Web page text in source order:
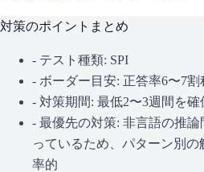
対策のポイントまとめ
- テスト種類: SPI
- ボーダー目安: 正答率6〜7割
- 対策期間: 最低2〜3週間を確
- 最優先の対策: 非言語の推論
っているため、パターン別
率的